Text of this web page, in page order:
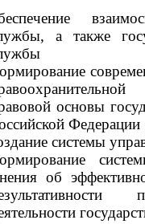
а также
основы
Федерации
системы
об